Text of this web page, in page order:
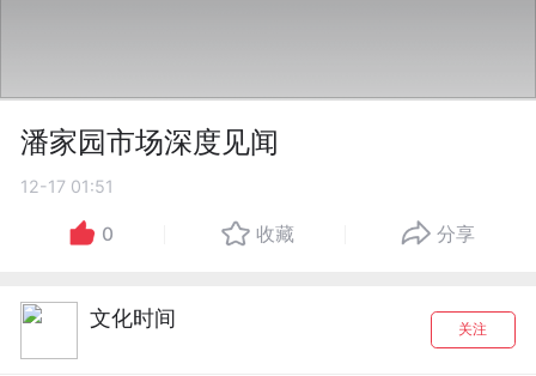
潘家园市场深度见闻
12-17 01:51
0 收藏 分享
文化时间 关注